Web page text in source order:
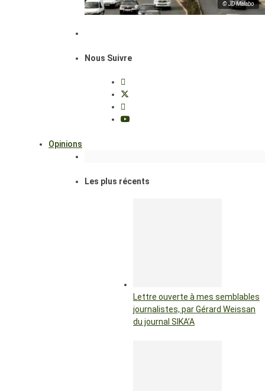
© JD Malabo
Nous Suivre
Opinions
Les plus récents
Lettre ouverte à mes semblables
journalistes, par Gérard Weissan
du journal SIKA’A